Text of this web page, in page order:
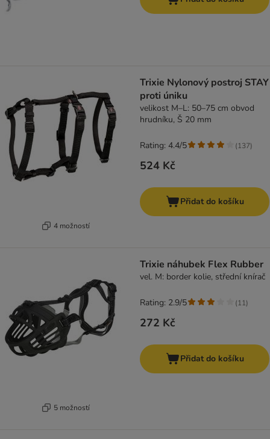
4 možností
Trixie Nylonový postroj STAY
proti úniku
velikost M–L: 50–75 cm obvod
hrudníku, Š 20 mm
524 Kč
Rating: 4.4/5 (137)
Přidat do košíku
5 možností
Trixie náhubek Flex Rubber
vel. M: border kolie, střední knírač
272 Kč
Rating: 2.9/5 (11)
Přidat do košíku